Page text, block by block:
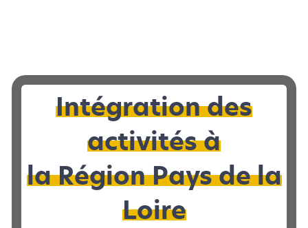
Intégration des
activités à
la Région Pays de la
Loire